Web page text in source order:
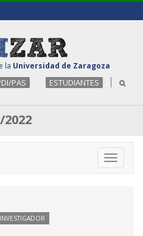
la Universidad de Zaragoza
PAS ESTUDIANTES
Toggle